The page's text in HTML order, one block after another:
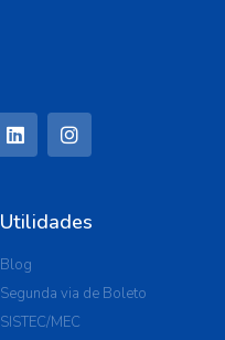
Utilidades
Blog
Segunda via de Boleto
SISTEC/MEC